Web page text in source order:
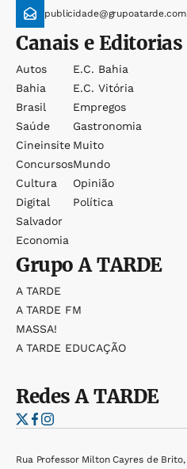
Canais e Editorias
Autos
Bahia
Brasil
Saúde
Cineinsite
Concursos
Cultura
Digital
Salvador
Economia
E.c. Bahia
E.c. Vitória
Empregos
Gastronomia
Muito
Mundo
Opinião
Política
GrupoA TARDE
A TARDE
A TARDE FM
MASSA!
A TARDE EDUCAÇÃO
RedesA TARDE
Rua Professor Milton Cayres de